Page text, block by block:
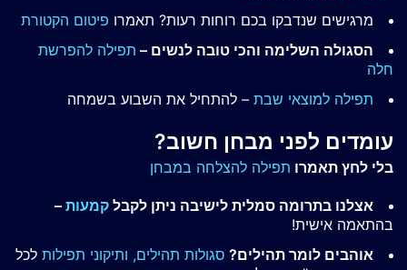
מרגישים שנדבקו בכם רוחות רעות? תאמרו פיטום הקטורת
הסגולה השלימה והכי טובה לנשים – תפילה להפרשת
חלה
תפילה למוצאי שבת – להתחיל את השבוע בשמחה
עומדים לפני מבחן חשוב?
בלי לחץ תאמרו תפילה להצלחה במבחן
אצלנו בתרומה סמלית לישיבה ניתן לקבל קמעות –
בהתאמה אישית!
אוהבים לומר תהילים? סגולות תהילים, ותיקוני תפילות לכל